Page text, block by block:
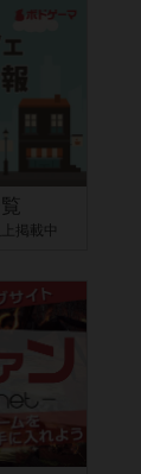
掲載中